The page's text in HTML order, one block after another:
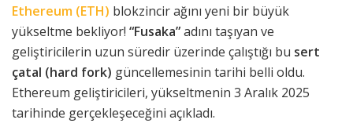
Ethereum (ETH) blokzincir ağını yeni bir büyük
yükseltme bekliyor! “Fusaka”adını taşıyan ve
geliştiricilerin uzun süredir üzerinde çalıştığı bu sert
çatal (hard fork) güncellemesinin tarihi belli oldu.
Ethereum geliştiricileri, yükseltmenin 3 Aralık 2025
tarihinde gerçekleşeceğini açıkladı.